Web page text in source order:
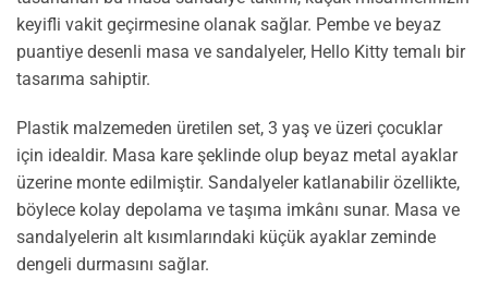
keyifli vakit geçirmesine olanak sağlar. Pembe ve beyaz
puantiye desenli masa ve sandalyeler, Hello Kitty temalı bir
tasarıma sahiptir.
Plastik malzemeden üretilen set, 3 yaş ve üzeri çocuklar
için idealdir. Masa kare şeklinde olup beyaz metal ayaklar
üzerine monte edilmiştir. Sandalyeler katlanabilir özellikte,
böylece kolay depolama ve taşıma imkânı sunar. Masa ve
sandalyelerin alt kısımlarındaki küçük ayaklar zeminde
dengeli durmasını sağlar.